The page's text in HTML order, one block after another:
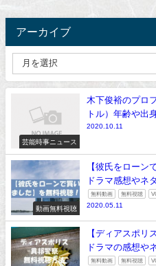
アーカイブ
芸能時事ニュース
木下俊裕のプロ
トル）年齢や出
2020.10.11
動画無料視聴
【彼氏をローン
ドラマ感想やネ
無料動画 無料視聴
2020.05.11
【ディアスポリ
ドラマの感想や
無料動画 無料視聴